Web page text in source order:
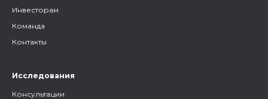
Инвесторам
Команда
Контакты
Исследования
Консультации